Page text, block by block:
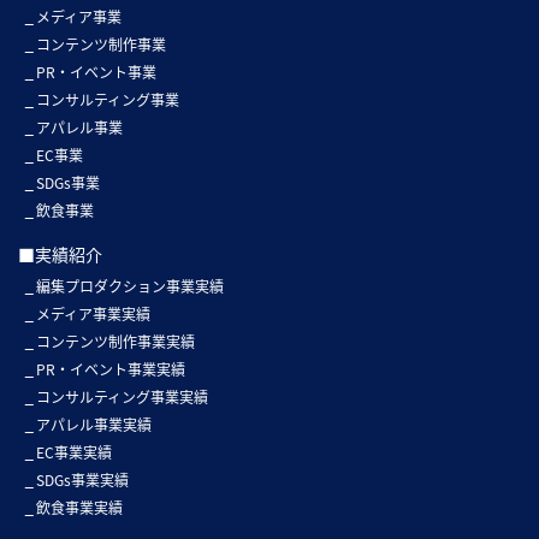
メディア事業
コンテンツ制作事業
PR・イベント事業
コンサルティング事業
アパレル事業
EC事業
SDGs事業
飲食事業
■実績紹介
編集プロダクション事業実績
メディア事業実績
コンテンツ制作事業実績
PR・イベント事業実績
コンサルティング事業実績
アパレル事業実績
EC事業実績
SDGs事業実績
飲食事業実績